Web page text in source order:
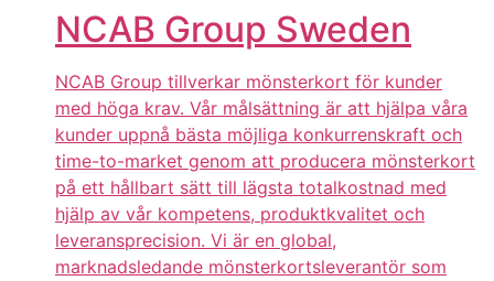
NCAB Group Sweden
NCAB Group tillverkar mönsterkort för kunder
med höga krav. Vår målsättning är att hjälpa våra
kunder uppnå bästa möjliga konkurrenskraft och
time-to-market genom att producera mönsterkort
på ett hållbart sätt till lägsta totalkostnad med
hjälp av vår kompetens, produktkvalitet och
leveransprecision. Vi är en global,
marknadsledande mönsterkortsleverantör som